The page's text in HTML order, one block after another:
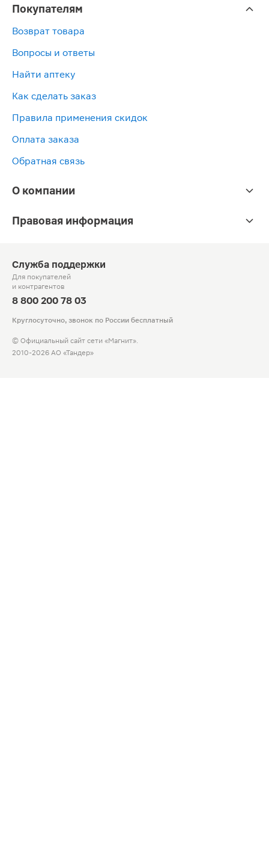
Покупателям
Возврат товара
Вопросы и ответы
Найти аптеку
Как сделать заказ
Правила применения скидок
Оплата заказа
Обратная связь
О компании
Правовая информация
Служба поддержки
Для покупателей
и контрагентов
8 800 200 78 03
Круглосуточно, звонок по России бесплатный
© Официальный сайт сети «Магнит».
2010-2026 АО «Тандер»